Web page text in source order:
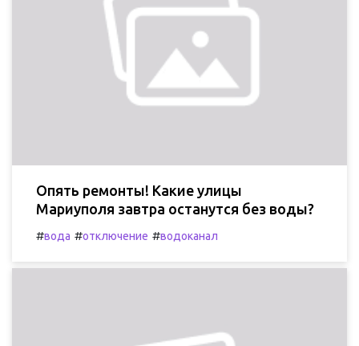
Опять ремонты! Какие улицы
Мариуполя завтра останутся без воды?
#вода #отключение #водоканал